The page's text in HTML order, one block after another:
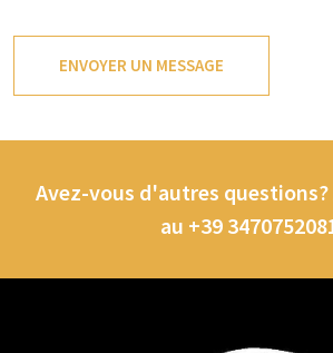
Avez-vous d'autres
au +39